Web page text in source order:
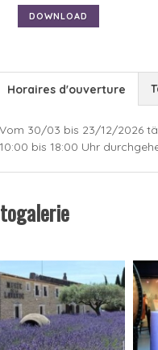
DOWNLOAD
Horaires d'ouverture
Vom 30/03 bis 23/12/2026
10:00 bis 18:00 Uhr